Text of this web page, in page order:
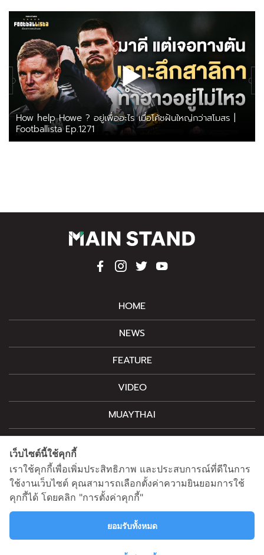
How help Howe ? อยู่เพื่ออะไร เมื่อโค้ชฝันใหญ่กว่าสโมสร |
Footballista Ep.1271
HOME
NEWS
FEATURE
VIDEO
MUAYTHAI
CONTACT
สนใจโฆษณาติดต่อ
information@mainstand.co.th
นโยบายความเป็นส่วนตัว
เว็บไซต์นี้ใช้คุกกี้
เราใช้คุกกี้เพื่อเพิ่มประสิทธิภาพ และประสบการณ์ที่ดีในการ
ใช้งานเว็บไซต์ คุณสามารถเลือกตั้งค่าความยินยอมการใช้
คุกกี้ได้ โดยคลิก "การตั้งค่าคุกกี้"
ยอมรับทั้งหมด